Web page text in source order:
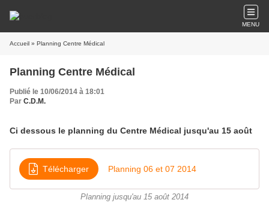
MENU
Accueil » Planning Centre Médical
Planning Centre Médical
Publié le 10/06/2014 à 18:01
Par C.D.M.
Ci dessous le planning du Centre Médical jusqu'au 15 août
Télécharger Planning 06 et 07 2014
Planning jusqu'au 15 août 2014